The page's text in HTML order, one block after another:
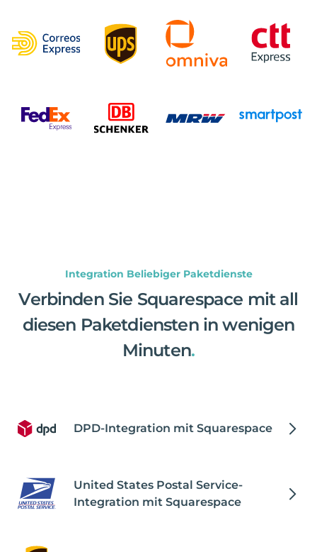
Integration Beliebiger Paketdienste
Verbinden Sie Squarespace mit all
diesen Paketdiensten in wenigen
Minuten.
DPD-Integration mit Squarespace
United States Postal Service-
Integration mit Squarespace